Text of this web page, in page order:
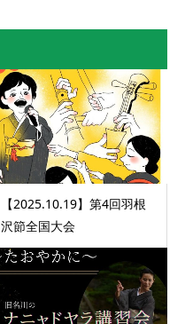
【2025.10.19】第4回羽根
沢節全国大会